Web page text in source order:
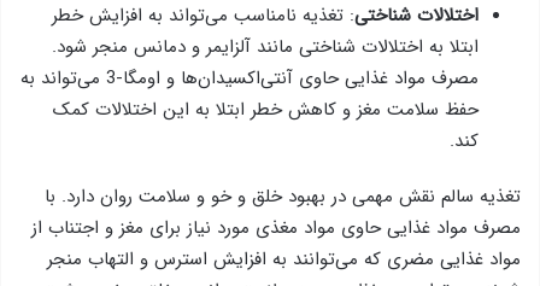
اختلالات شناختی: تغذیه نامناسب می‌تواند به افزایش خطر
ابتلا به اختلالات شناختی مانند آلزایمر و دمانس منجر شود.
مصرف مواد غذایی حاوی آنتی‌اکسیدان‌ها و اومگا-3 می‌تواند به
حفظ سلامت مغز و کاهش خطر ابتلا به این اختلالات کمک
کند.
تغذیه سالم نقش مهمی در بهبود خلق و خو و سلامت روان دارد. با
مصرف مواد غذایی حاوی مواد مغذی مورد نیاز برای مغز و اجتناب از
مواد غذایی مضری که می‌توانند به افزایش استرس و التهاب منجر